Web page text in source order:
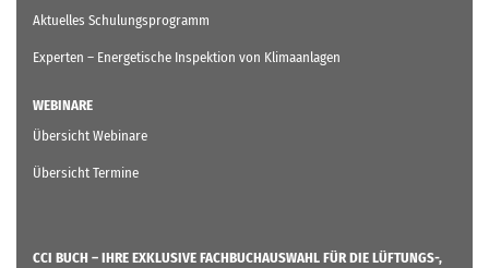
Aktuelles Schulungsprogramm
Experten – Energetische Inspektion von Klimaanlagen
WEBINARE
Übersicht Webinare
Übersicht Termine
CCI BUCH – IHRE EXKLUSIVE FACHBUCHAUSWAHL FÜR DIE LÜFTUNGS-,